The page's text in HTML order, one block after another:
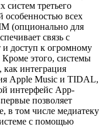
третьего
всех
(опционально для
связь с
и доступ к огромному
этого, системы
интеграция
Apple Music и TIDAL,
интерфейс App-
позволяет
в том числе медиатеку
с помощью